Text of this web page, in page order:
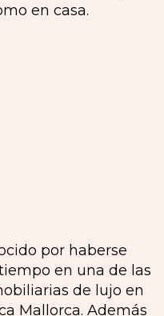
en casa.
por haberse
en una de las
de lujo en
Mallorca. Además